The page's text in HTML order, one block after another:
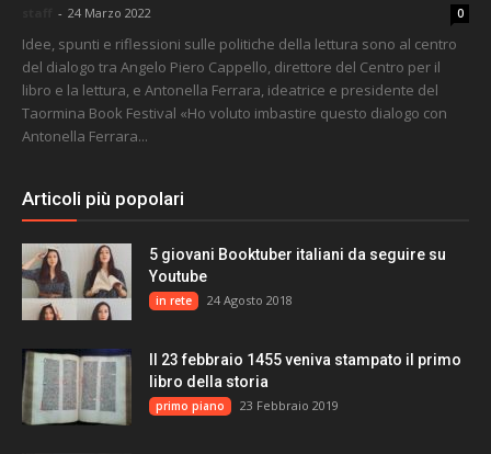
- 24 Marzo 2022 0
Idee, spunti e riflessioni sulle politiche della lettura sono al centro
del dialogo tra Angelo Piero Cappello, direttore del Centro per il
libro e la lettura, e Antonella Ferrara, ideatrice e presidente del
Taormina Book Festival «Ho voluto imbastire questo dialogo con
Antonella Ferrara...
Articoli più popolari
5 giovani Booktuber italiani da seguire su
Youtube
in rete 24 Agosto 2018
Il 23 febbraio 1455 veniva stampato il primo
libro della storia
primo piano 23 Febbraio 2019